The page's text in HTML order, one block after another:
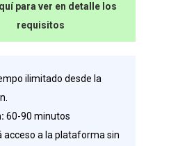
para ver en detalle los
requisitos
ilimitado desde la
60-90 minutos
acceso a la plataforma sin